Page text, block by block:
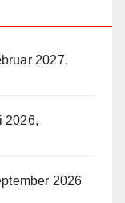
2027,
2026,
2026